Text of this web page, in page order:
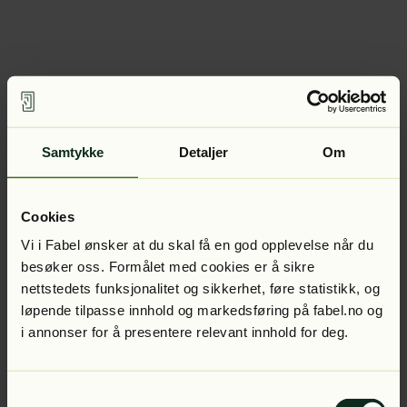
Samtykke Detaljer Om
Cookies
Vi i Fabel ønsker at du skal få en god opplevelse når du
besøker oss. Formålet med cookies er å sikre
nettstedets funksjonalitet og sikkerhet, føre statistikk, og
løpende tilpasse innhold og markedsføring på fabel.no og
i annonser for å presentere relevant innhold for deg.